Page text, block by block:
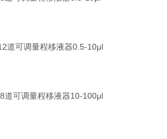
道可调量程移液器0.5-10μl
道可调量程移液器10-100μl